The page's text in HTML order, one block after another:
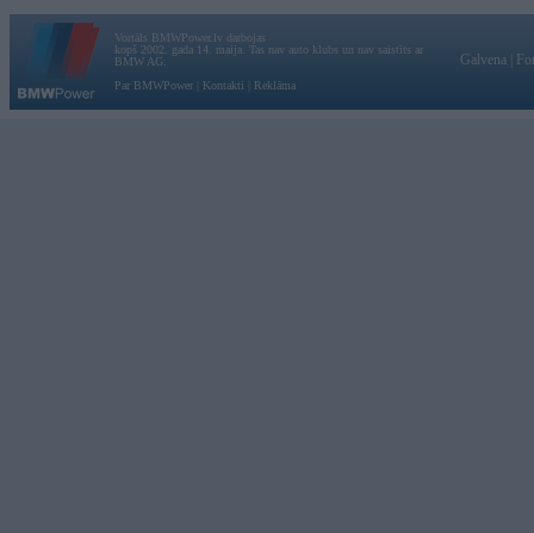
Vortāls BMWPower.lv darbojas
kopš 2002. gada 14. maija. Tas nav auto klubs un nav saistīts ar
BMW AG.
Par BMWPower
Kontakti Reklāma
Galvena